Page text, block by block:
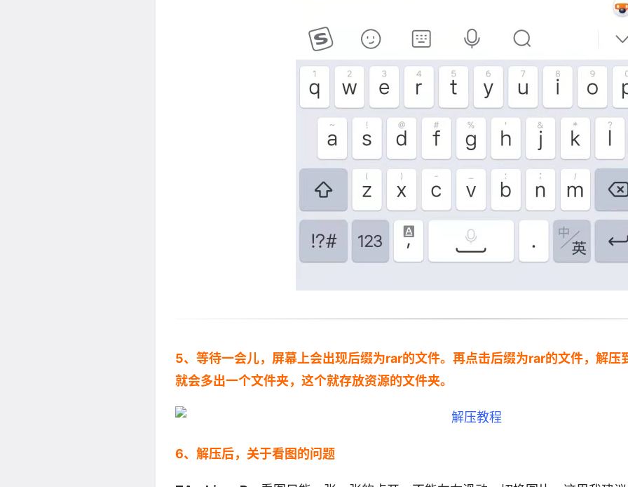
5、等待一会儿，屏幕上会出现后缀为rar的文件。再点击后缀为rar的文件，解压
就会多出一个文件夹，这个就存放资源的文件夹。
6、解压后，关于看图的问题